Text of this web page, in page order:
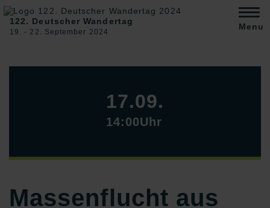
122. Deutscher Wandertag
19. ‐ 22. September 2024
Menu
17.09.
14:00Uhr
Massenflucht aus